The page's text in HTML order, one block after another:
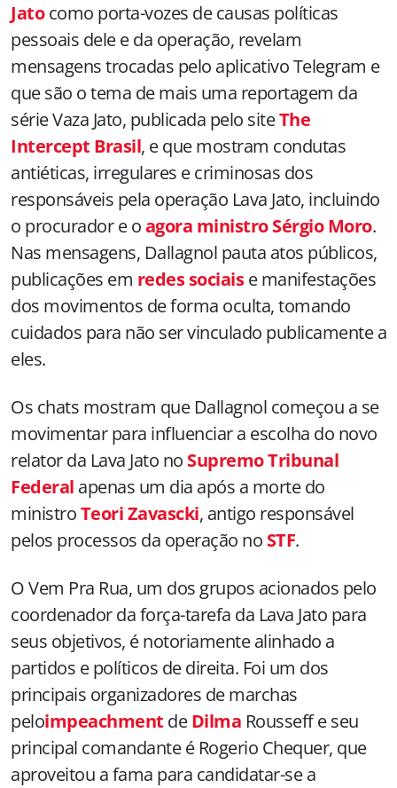
Jatocomo porta-vozes de causas políticas
pessoais dele e da operação, revelam
mensagens trocadas pelo aplicativo Telegram e
que são o tema de mais uma reportagem da
série Vaza Jato, publicada pelo siteThe
Intercept Brasil, e que mostram condutas
antiéticas, irregulares e criminosas dos
responsáveis pela operação Lava Jato, incluindo
o procurador e oagora ministro Sérgio Moro.
Nas mensagens, Dallagnol pauta atos públicos,
publicações em redes sociaise manifestações
dos movimentos de forma oculta, tomando
cuidados para não ser vinculado publicamente a
eles.
Os chats mostram que Dallagnol começou a se
movimentar para influenciar a escolha do novo
relator da Lava Jato no Supremo Tribunal
Federal apenas um dia após a morte do
ministroTeori Zavascki, antigo responsável
pelos processos da operação no STF.
O Vem Pra Rua, um dos grupos acionados pelo
coordenador da força-tarefa da Lava Jato para
seus objetivos, é notoriamente alinhado a
partidos e políticos de direita. Foi um dos
principais organizadores de marchas
peloimpeachment deDilma Rousseff e seu
principal comandante é Rogerio Chequer, que
aproveitou a fama para candidatar-se a